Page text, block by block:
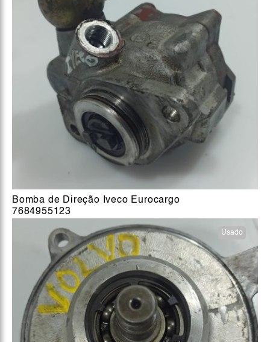
Bomba de Direção Iveco Eurocargo
7684955123
Usado